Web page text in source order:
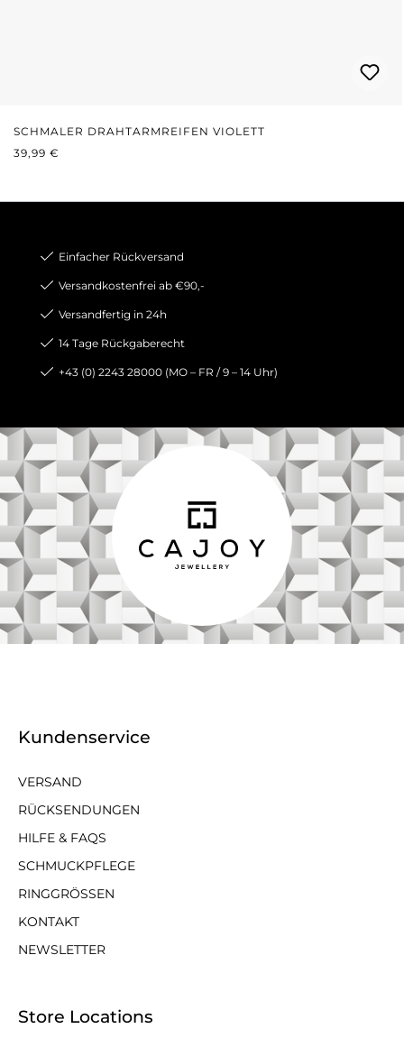
SCHMALER DRAHTARMREIFEN VIOLETT
REGULÄRER PREIS:
39,99 €
Einfacher Rückversand
Versandkostenfrei ab €90,-
Versandfertig in 24h
14 Tage Rückgaberecht
+43 (0) 2243 28000 (MO – FR / 9 – 14 Uhr)
Kundenservice
VERSAND
RÜCKSENDUNGEN
HILFE & FAQS
SCHMUCKPFLEGE
RINGGRÖSSEN
KONTAKT
NEWSLETTER
Store Locations